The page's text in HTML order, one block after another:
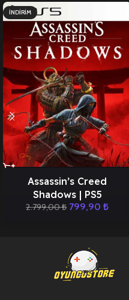
İNDIRIM
Assassin’s Creed
Shadows | PS5
2.799,00₺ 799,90 ₺